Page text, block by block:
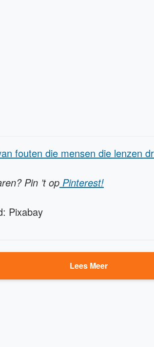
fouten die mensen die lenzen
Pin ’t op Pinterest!
Pixabay
Lees Meer